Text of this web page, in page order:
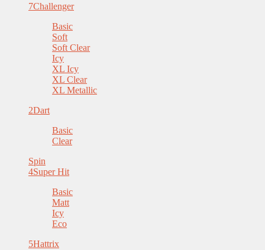
7Challenger
Basic
Soft
Soft Clear
Icy
XL Icy
XL Clear
XL Metallic
2Dart
Basic
Clear
Spin
4Super Hit
Basic
Matt
Icy
Eco
5Hattrix